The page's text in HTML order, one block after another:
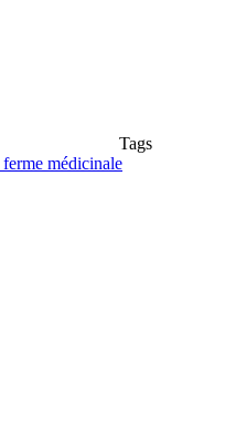
Tags
ferme médicinale